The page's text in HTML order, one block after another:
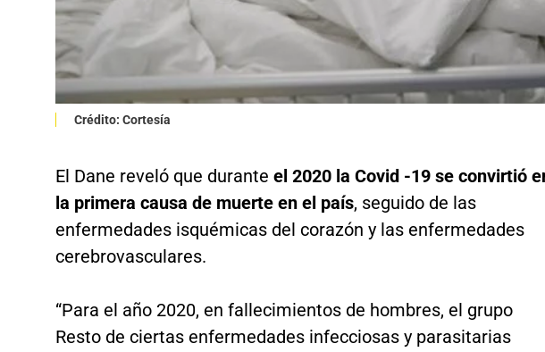
Crédito: Cortesía
El Dane reveló que durante el 2020 la Covid -19 se convirtió
la primera causa de muerte en el país, seguido de las
enfermedades isquémicas del corazón y las enfermedades
cerebrovasculares.
“Para el año 2020, en fallecimientos de hombres, el grupo
Resto de ciertas enfermedades infecciosas y parasitarias